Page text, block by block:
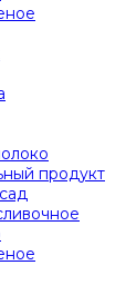
продукт